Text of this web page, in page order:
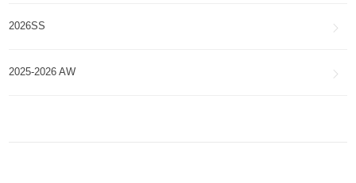
2026SS
2025-2026 AW